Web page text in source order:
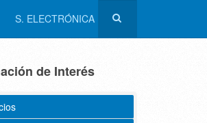
S. ELECTRÓNICA
de Interés